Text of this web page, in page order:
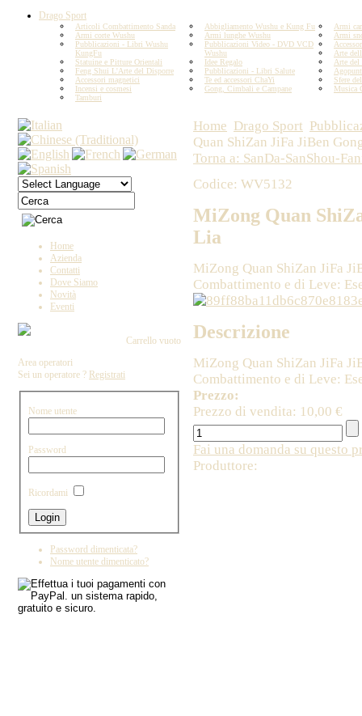
Drago Sport
Articoli Combattimento Sanda Abbigliamento Wushu e Kung Fu
Armi
Armi corte Wushu
Armi lunghe Wushu
Armi
Pubblicazioni - Libri Wushu
KungFu
Pubblicazioni Video - DVD VCD
Wushu
Arte
Statuine e Pitture Orientali
Idee Regalo
Arte del
Feng Shui L'Arte del Disporre
Pubblicazioni - Libri Salute
Accessori magnetici
Te ed accessori ChaYi
Sfere
Incensi e cosmesi
Gong, Cimbali e Campane
Musica
Tamburi
Home
Azienda
Contatti
Dove Siamo
Novità
Eventi
Carrello vuoto
Area operatori
Sei un operatore ? Registrati
Nome utente
Password
Ricordami
Password dimenticata?
Nome utente dimenticato?
Home Drago Sport
Quan ShiZan JiFa JiBen
Torna a: SanDa-SanShou-
Codice: WV5132
MiZong Quan
Lia
MiZong Quan ShiZan JiFa
Combattimento e di Leve:
Descrizione
MiZong Quan ShiZan JiFa
Combattimento e di Leve:
Prezzo:
Prezzo di vendita: 10,00 €
Fai una domanda su questo
Produttore: